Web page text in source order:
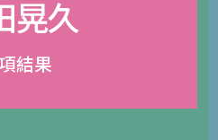
晃久
結果